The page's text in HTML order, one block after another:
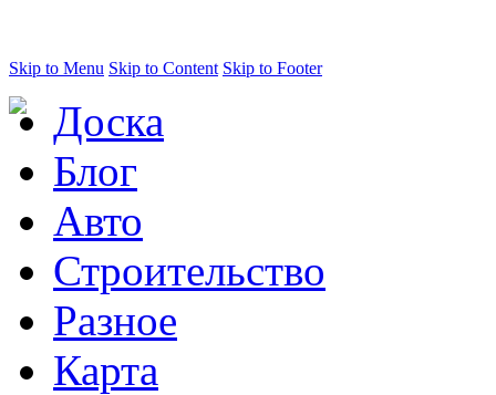
Skip to Menu Skip to Content Skip to Footer
Доска
Блог
Авто
Строительство
Разное
Карта